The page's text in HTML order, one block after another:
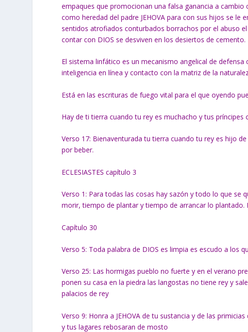
empaques que promocionan una falsa ganancia a
como heredad del padre JEHOVA para con sus hijos se le
sentidos atrofiados conturbados borrachos por el abuso
contar con DIOS se desviven en los desiertos de cemento.
El sistema linfático es un mecanismo angelical de
inteligencia en línea y contacto con la matriz de la
Está en las escrituras de fuego vital para el que oyendo
Hay de ti tierra cuando tu rey es muchacho y tus príncipes
Verso 17: Bienaventurada tu tierra cuando tu rey es hijo
por beber.
ECLESIASTES capítulo 3
Verso 1: Para todas las cosas hay sazón y todo lo que se
morir, tiempo de plantar y tiempo de arrancar lo plantado.
Capítulo 30
Verso 5: Toda palabra de DIOS es limpia es escudo a los
Verso 25: Las hormigas pueblo no fuerte y en el verano
ponen su casa en la piedra las langostas no tiene rey y
palacios de rey
Verso 9: Honra a JEHOVA de tu sustancia y de las
y tus lagares rebosaran de mosto